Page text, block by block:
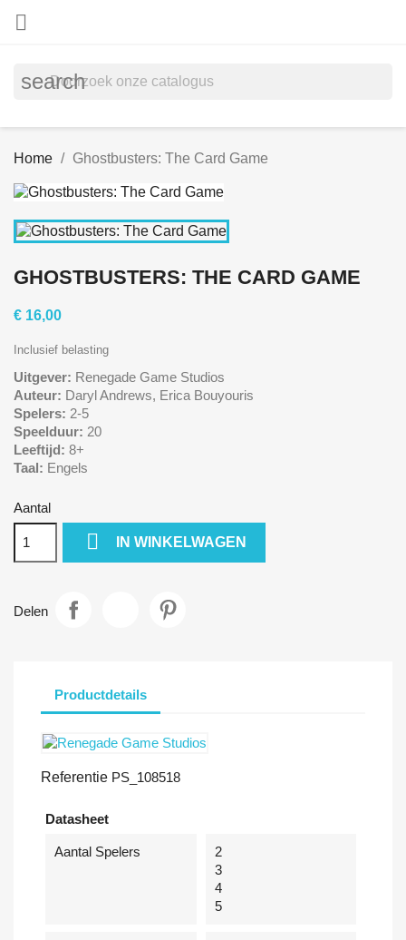

search
Home Ghostbusters: The Card Game
GHOSTBUSTERS: THE CARD GAME
€ 16,00
Inclusief belasting
Uitgever: Renegade Game Studios
Auteur: Daryl Andrews, Erica Bouyouris
Spelers: 2-5
Speelduur: 20
Leeftijd: 8+
Taal: Engels
Aantal
 IN WINKELWAGEN
Delen
Productdetails
Referentie PS_108518
Datasheet
Aantal Spelers
2
3
4
5